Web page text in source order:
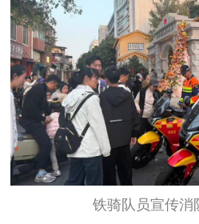
铁骑队员宣传消